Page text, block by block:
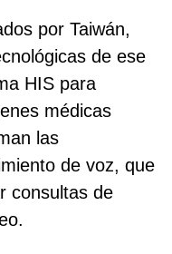
por Taiwán,
de ese
HIS para
médicas
las
de voz, que
consultas de